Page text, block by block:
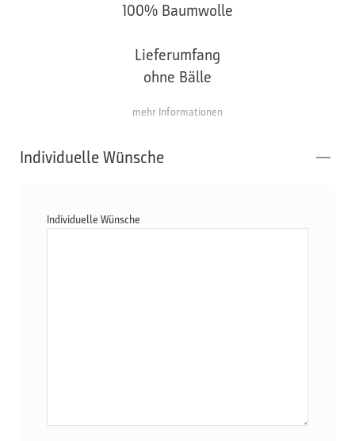
100% Baumwolle
Lieferumfang
ohne Bälle
mehr Informationen
Individuelle Wünsche
Individuelle Wünsche